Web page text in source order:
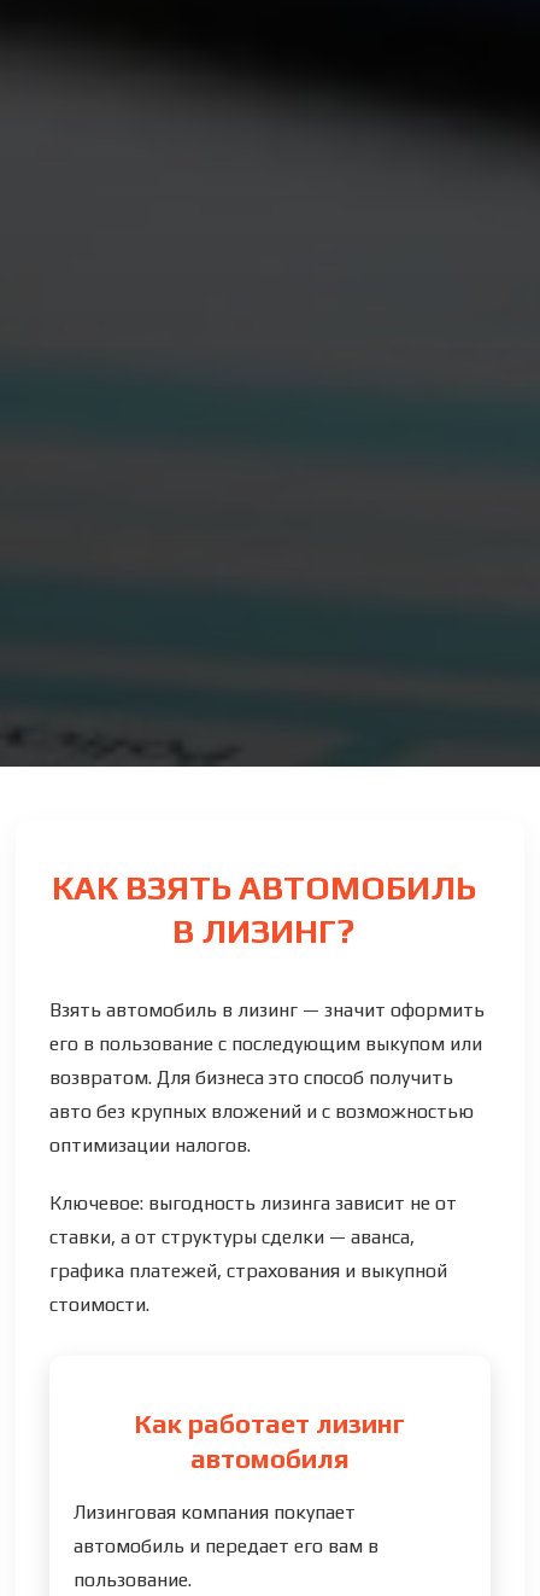
КАК ВЗЯТЬ АВТОМОБИЛЬ
В ЛИЗИНГ?
Взять автомобиль в лизинг — значит оформить
его в пользование с последующим выкупом или
возвратом. Для бизнеса это способ получить
авто без крупных вложений и с возможностью
оптимизации налогов.
Ключевое: выгодность лизинга зависит не от
ставки, а от структуры сделки — аванса,
графика платежей, страхования и выкупной
стоимости.
Как работает лизинг
автомобиля
Лизинговая компания покупает
автомобиль и передает его вам в
пользование.